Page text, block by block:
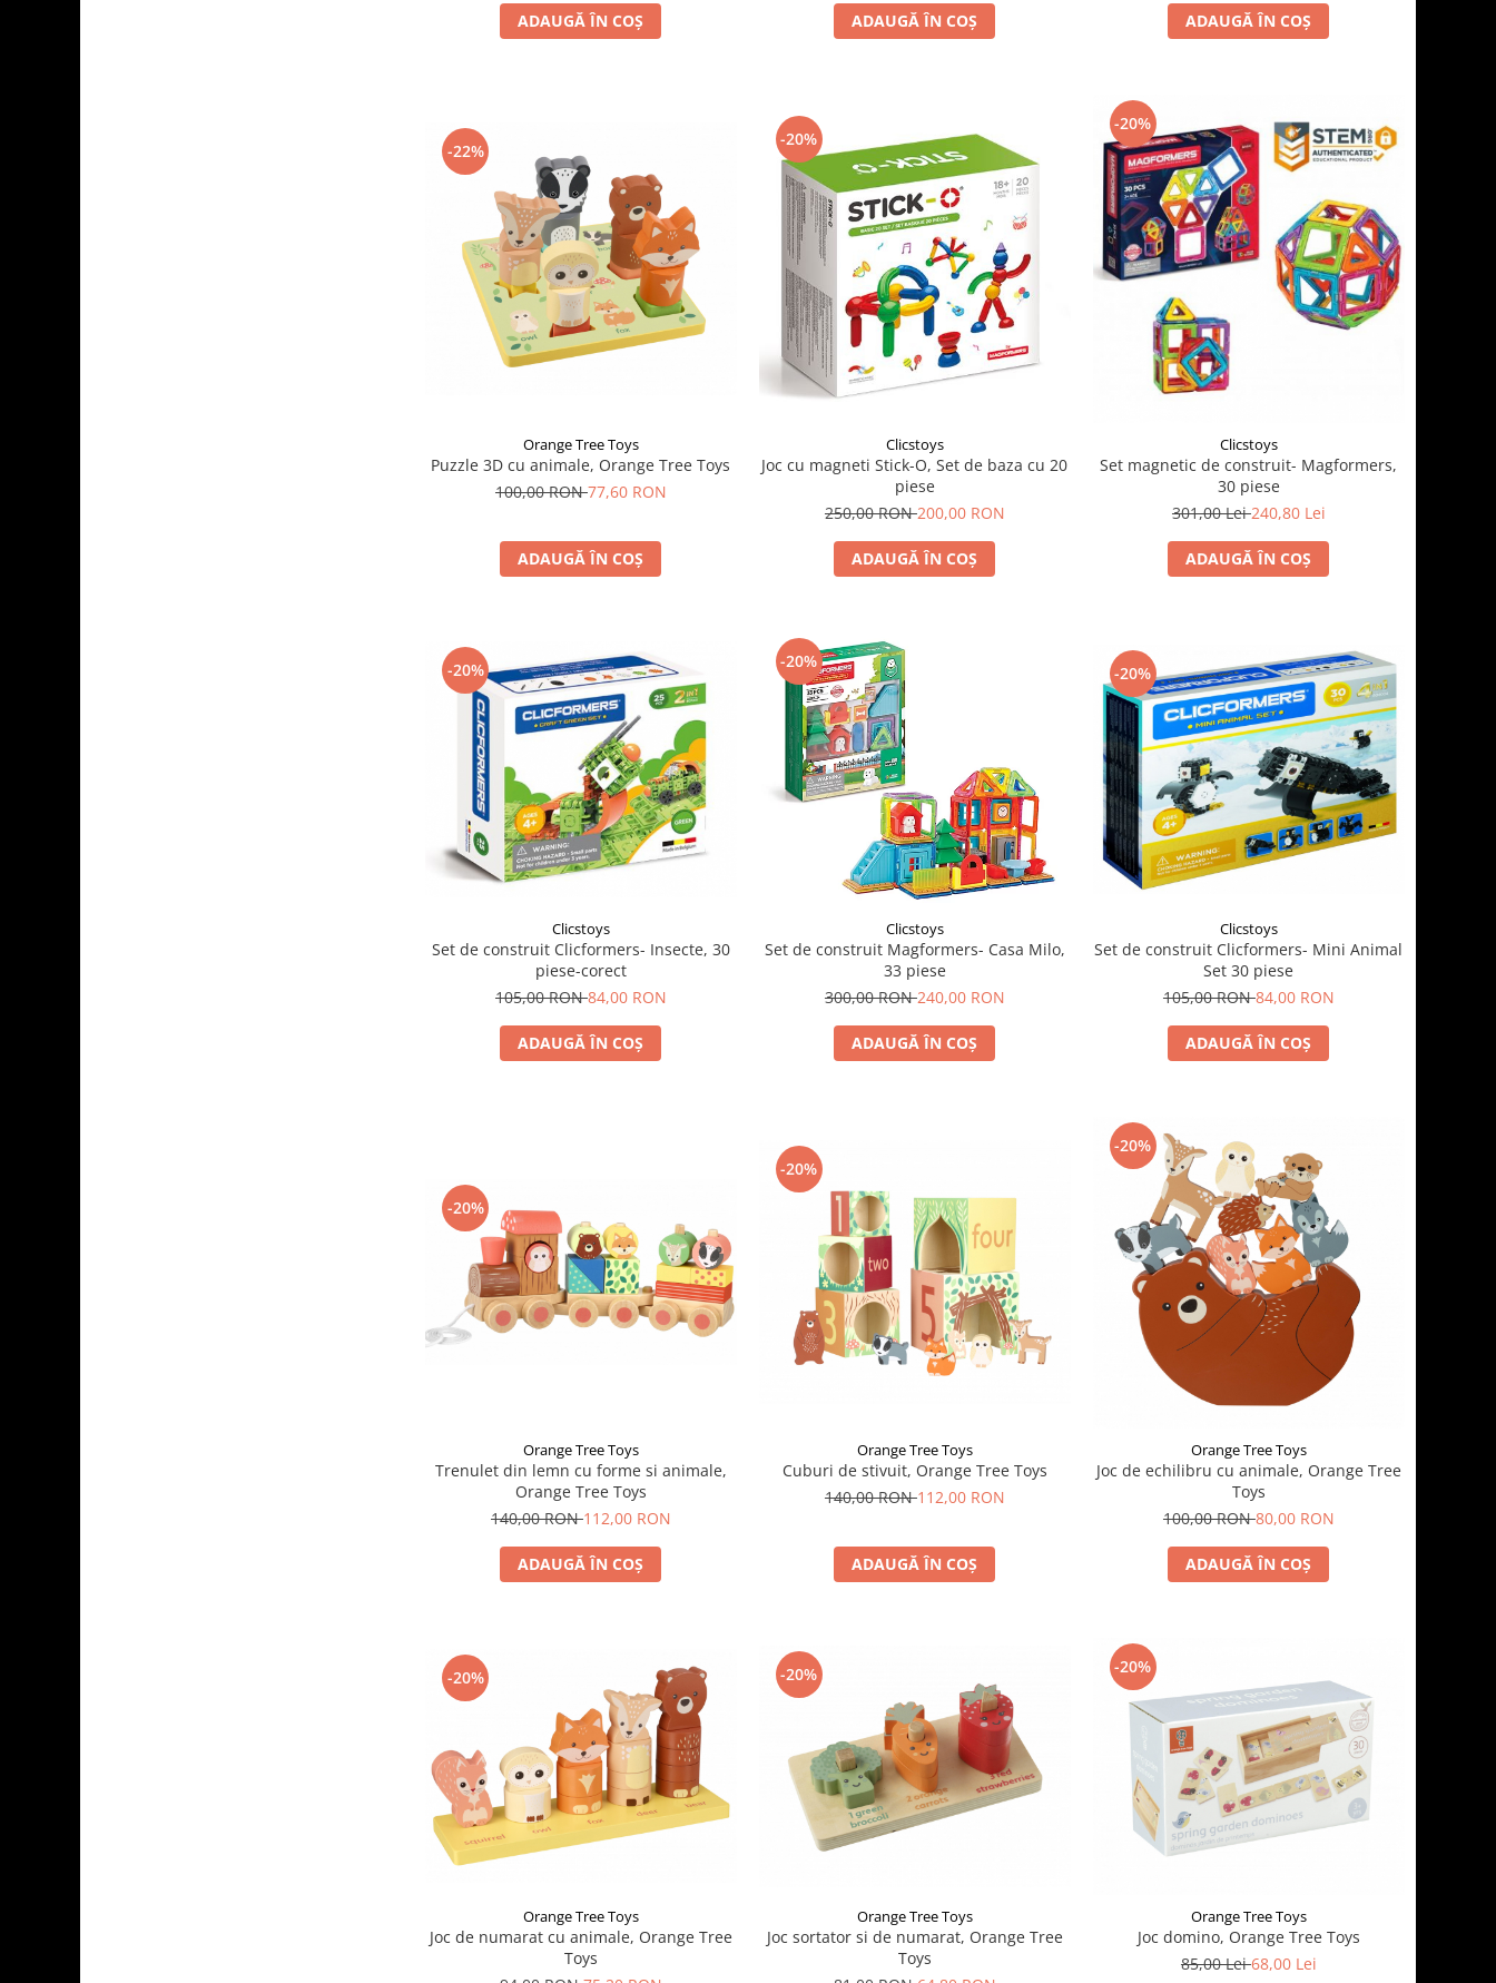
ADAUGĂ ÎN COȘ ADAUGĂ ÎN COȘ ADAUGĂ ÎN COȘ
-22%
Orange Tree Toys
Puzzle 3D cu animale, Orange Tree Toys
100,00 RON77,60 RON
ADAUGĂ ÎN COȘ
-20%
Clicstoys
Joc cu magneti Stick-O, Set de baza cu 20
piese
250,00 RON200,00 RON
ADAUGĂ ÎN COȘ
-20%
Clicstoys
Set magnetic de construit- Magformers,
30 piese
301,00 Lei240,80 Lei
ADAUGĂ ÎN COȘ
-20%
Clicstoys
Set de construit Clicformers- Insecte, 30
piese-corect
105,00 RON84,00 RON
ADAUGĂ ÎN COȘ
-20%
Clicstoys
Set de construit Magformers- Casa Milo,
33 piese
300,00 RON240,00 RON
ADAUGĂ ÎN COȘ
-20%
Clicstoys
Set de construit Clicformers- Mini Animal
Set 30 piese
105,00 RON84,00 RON
ADAUGĂ ÎN COȘ
-20%
Orange Tree Toys
Trenulet din lemn cu forme si animale,
Orange Tree Toys
140,00 RON112,00 RON
ADAUGĂ ÎN COȘ
-20%
Orange Tree Toys
Cuburi de stivuit, Orange Tree Toys
140,00 RON112,00 RON
ADAUGĂ ÎN COȘ
-20%
Orange Tree Toys
Joc de echilibru cu animale, Orange Tree
Toys
100,00 RON80,00 RON
ADAUGĂ ÎN COȘ
-20%
Orange Tree Toys
Joc de numarat cu animale, Orange Tree
Toys
-20%
Orange Tree Toys
Joc sortator si de numarat, Orange Tree
Toys
-20%
Orange Tree Toys
Joc domino, Orange Tree Toys
85,00 Lei68,00 Lei